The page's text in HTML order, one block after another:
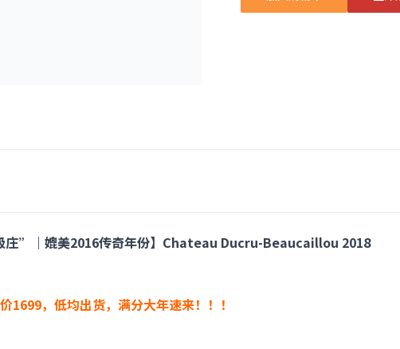
庄”｜媲美2016传奇年份】Chateau Ducru-Beaucaillou 2018
1699，低均出货，满分大年速来！！！